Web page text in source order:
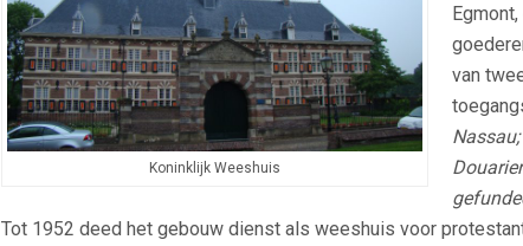
Koninklijk Weeshuis
van
Tot 1952 deed het gebouw dienst als weeshuis voor